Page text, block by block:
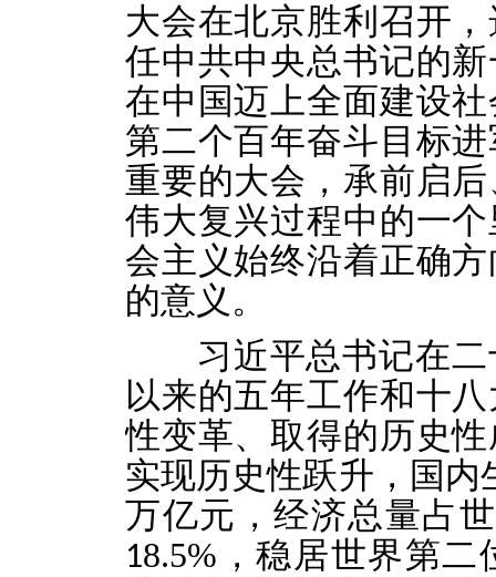
大会在北京胜利召开
任中共中央总书记的
在中国迈上全面建设
第二个百年奋斗目标
重要的大会，承前启
伟大复兴过程中的一
会主义始终沿着正确
的意义。
习近平总书记在二
以来的五年工作和十
性变革、取得的历史
实现历史性跃升，国内
万亿元，经济总量占
18.5% ，稳居世界第二